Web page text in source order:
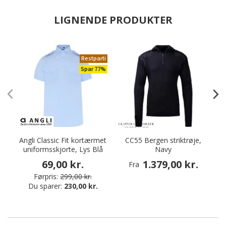
LIGNENDE PRODUKTER
Restparti
Spar 77%
Angli Classic Fit kortærmet
uniformsskjorte, Lys Blå
69,00 kr.
Førpris: 299,00 kr.
Du sparer: 230,00 kr.
CC55 Bergen striktrøje,
Navy
Fra 1.379,00 kr.